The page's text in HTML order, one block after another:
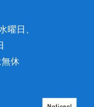
曜日、
休